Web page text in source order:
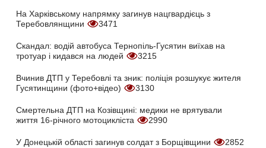
На Харківському напрямку загинув нацгвардієць з
Теребовлянщини
3471
Скандал: водій автобуса Тернопіль-Гусятин виїхав на
тротуар і кидався на людей
3215
Вчинив ДТП у Теребовлі та зник: поліція розшукує жителя
Гусятинщини (фото+відео)
3130
Смертельна ДТП на Козівщині: медики не врятували
життя 16-річного мотоцикліста
2990
У Донецькій області загинув солдат з Борщівщини 2852